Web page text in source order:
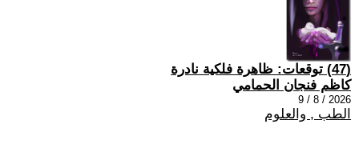
(47) توقعات: ظاهرة فلكية نادرة
كاظم فنجان الحمامي
2026 / 8 / 9
الطب , والعلوم